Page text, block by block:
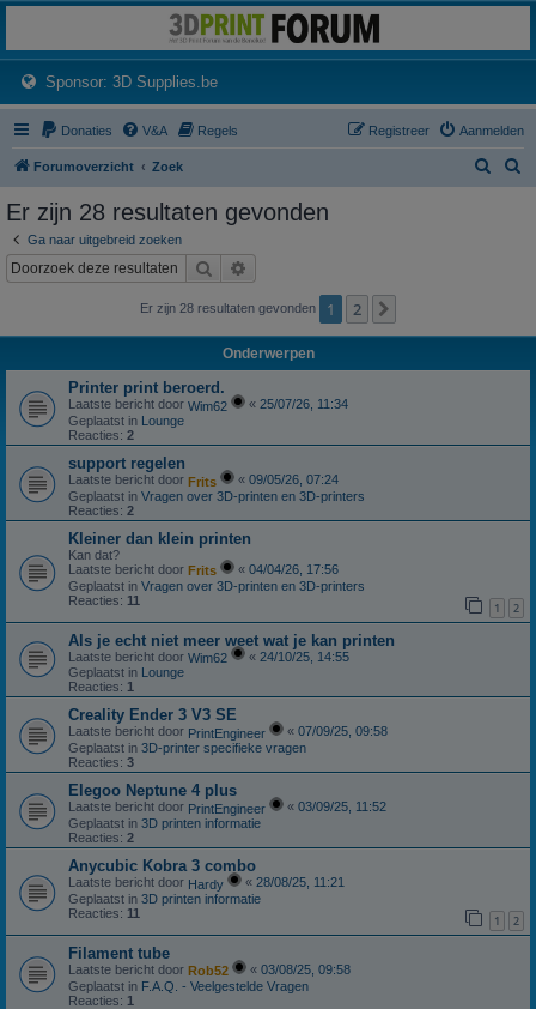
Het 3D print forum van de Benelux na de sluiting van 3dprintforum.nl
Sponsor: 3D Supplies.be(Opens a new tab)
Donaties V&A Regels Aanmelden
Registreer
Forumoverzicht Zoek
Er zijn 28 resultaten gevonden
Ga naar uitgebreid zoeken
Zoek
Er zijn 28 resultaten gevonden 1 2
Onderwerpen
Printer print beroerd.
Laatste bericht door Wim62 « 25/07/26, 11:34
Geplaatst in Lounge
Reacties: 2
support regelen
Laatste bericht door Frits « 09/05/26, 07:24
Geplaatst in Vragen over 3D-printen en 3D-printers
Reacties: 2
Kleiner dan klein printen
Kan dat?
Laatste bericht door Frits « 04/04/26, 17:56
Geplaatst in Vragen over 3D-printen en 3D-printers
Reacties: 11 1 2
Als je echt niet meer weet wat je kan printen
Laatste bericht door Wim62 « 24/10/25, 14:55
Geplaatst in Lounge
Reacties: 1
Creality Ender 3 V3 SE
Laatste bericht door PrintEngineer « 07/09/25, 09:58
Geplaatst in 3D-printer specifieke vragen
Reacties: 3
Elegoo Neptune 4 plus
Laatste bericht door PrintEngineer « 03/09/25, 11:52
Geplaatst in 3D printen informatie
Reacties: 2
Anycubic Kobra 3 combo
Laatste bericht door Hardy « 28/08/25, 11:21
Geplaatst in 3D printen informatie
Reacties: 11 1 2
Filament tube
Laatste bericht door Rob52 « 03/08/25, 09:58
Geplaatst in F.A.Q. - Veelgestelde Vragen
Reacties: 1